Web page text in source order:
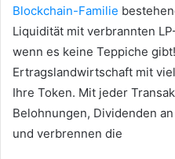
Blockchain-Familie
Liquidität mit verbrannten
wenn es keine Teppiche
Ertragslandwirtschaft mit
Ihre Token. Mit jeder
Belohnungen, Dividenden
und verbrennen die